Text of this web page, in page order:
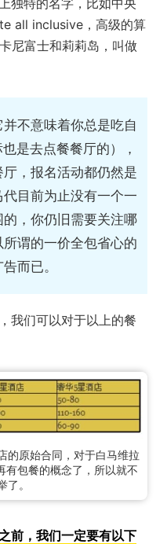
独特的名字，比如中央
all inclusive，高级的算
尼富士和莉莉岛，叫做
不意味着你总是吃自
是去点餐餐厅的），
，报名活动都仍然是
目前为止没有一个一
，你仍旧需要关注哪
谓的一价全包省心的
而已。
我们可以对于以上的餐
的原始合同，对于白马维拉
有包餐的概念了，所以就不
了。
前，我们一定要有以下